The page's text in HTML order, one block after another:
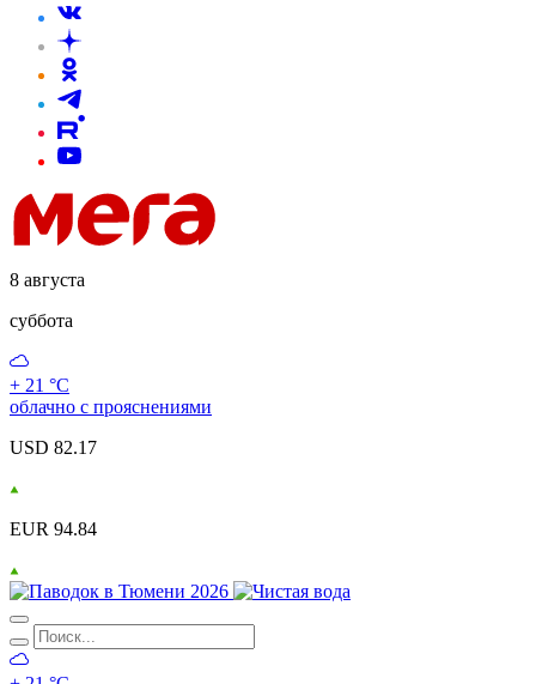
8 августа
суббота
+ 21 °С
облачно с прояснениями
USD 82.17
EUR 94.84